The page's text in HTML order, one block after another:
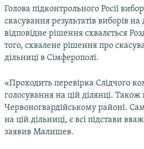
Голова підконтрольного Росії
скасування результатів виборів
відповідне рішення схвалється
того, схвалене рішення про
дільниці в Сімферополі.
«Проходить перевірка Слідчого
голосування на цій ділянці.
Червоногвардійському районі.
на цій дільниці, є всі підстави
заявив Малишев.